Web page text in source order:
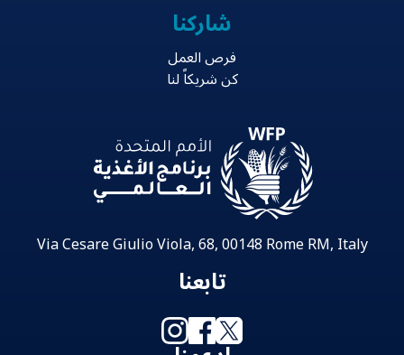
شاركنا
فرص العمل
كن شريكاً لنا
Via Cesare Giulio Viola, 68, 00148 Rome RM, Italy
تابعنا